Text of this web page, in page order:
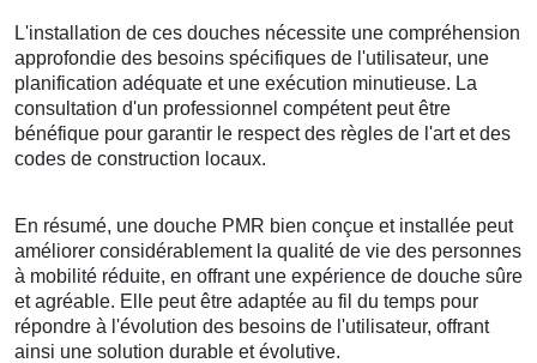
L'installation de ces douches nécessite une compréhension
approfondie des besoins spécifiques de l'utilisateur, une
planification adéquate et une exécution minutieuse. La
consultation d'un professionnel compétent peut être
bénéfique pour garantir le respect des règles de l'art et des
codes de construction locaux.
En résumé, une douche PMR bien conçue et installée peut
améliorer considérablement la qualité de vie des personnes
à mobilité réduite, en offrant une expérience de douche sûre
et agréable. Elle peut être adaptée au fil du temps pour
répondre à l'évolution des besoins de l'utilisateur, offrant
ainsi une solution durable et évolutive.